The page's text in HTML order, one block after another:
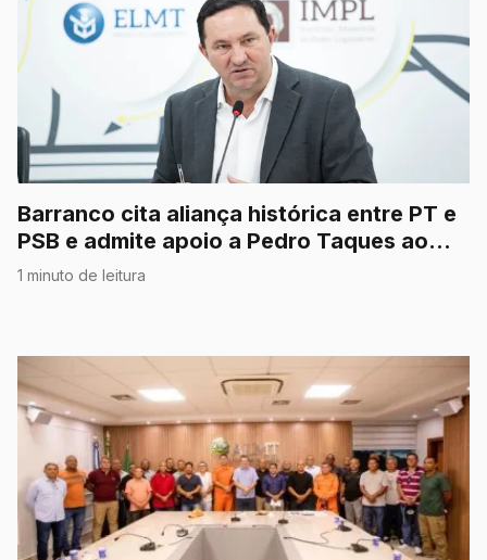
Barranco cita aliança histórica entre PT e
PSB e admite apoio a Pedro Taques ao
Senado
1 minuto de leitura